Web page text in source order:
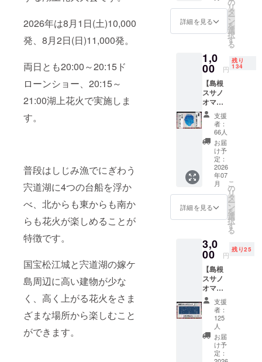
2026年は8月1日(土)10,000
発、8月2日(日)11,000発。
両日とも20:00～20:15ド
ローンショー、20:15～
21:00湖上花火で実施しま
す。
普段はしじみ漁でにぎわう
宍道湖に4つの台船を浮か
べ、北からも東からも南か
らも花火が楽しめることが
特徴です。
国宝松江城と宍道湖の嫁ケ
島周辺に高い建物が少な
く、高く上がる花火をさま
ざまな場所から楽しむこと
ができます。
ン限定
ご支援
ありが
す！ 御
礼とし
て、
【島根
スサノ
オマ
ジッ
ク】コ
ラボス
テッ
カー
〔ホロ
グラ
ム〕を
お送り
いたし
ます。
ジック
新ロ
さたま
くんデ
ザイ
ン！ ★
初コラ
ボ！
2026限
定グッ
ズ！！
非売
詳細を見る
の
リ
タ
ー
ン
を
選
択
す
る
1,0
00 円
残り
134
【島根
スサノ
オマ
ジッ
ク】コ
ラボス
テッ
カー
〔カッ
ト〕※ク
ラファ
ン限定
ご支援
ありが
とうご
礼とし
て、
【島根
スサノ
オマ
ジッ
ク】コ
ラボス
テッ
カー
〔カッ
ト〕を
お送り
支援
者：
66人
お届
け予
定：
2026
年07
月
詳細を見る
こ
の
リ
タ
ー
ン
を
選
択
す
る
3,0
00 円
残り25
【島根
スサノ
オマ
ジッ
ク】コ
ラボ手
ぬぐい
〔ネイ
ビー〕※
クラ
支援
者：
125
人
お届
け予
定：